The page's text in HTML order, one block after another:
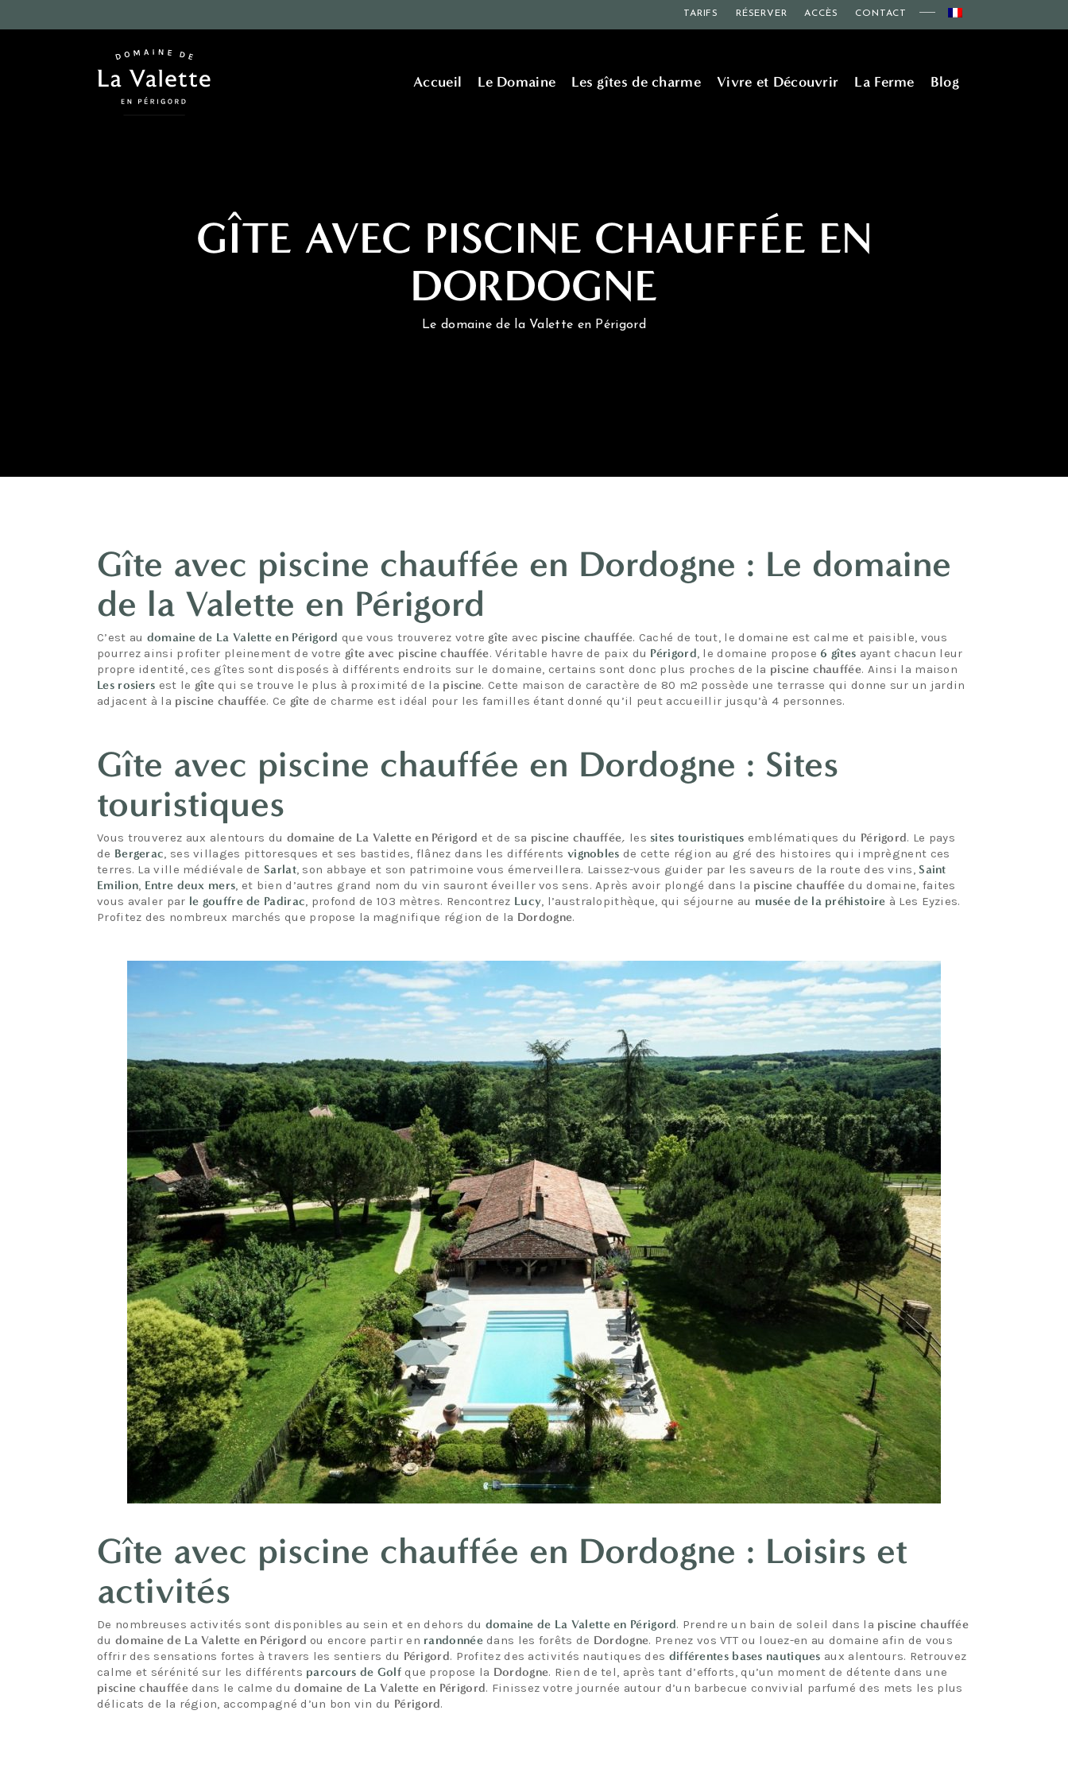
TARIFS RÉSERVER ACCÈS CONTACT
Accueil Le Domaine Les gîtes de charme Vivre et Découvrir La Ferme Blog
GÎTE AVEC PISCINE CHAUFFÉE EN
DORDOGNE
Le domaine de la Valette en Périgord
Gîte avec piscine chauffée en Dordogne : Le domaine
de la Valette en Périgord
C’est au domaine de La Valette en Périgord que vous trouverez votre gîte avec piscine chauffée. Caché de tout, le domaine est calme et paisible, vous
pourrez ainsi profiter pleinement de votre gîte avec piscine chauffée. Véritable havre de paix du Périgord, le domaine propose 6 gîtes ayant chacun leur
propre identité, ces gîtes sont disposés à différents endroits sur le domaine, certains sont donc plus proches de la piscine chauffée. Ainsi la maison
Les rosiers est le gîtequi se trouve le plus à proximité de la piscine. Cette maison de caractère de 80 m2 possède une terrasse qui donne sur un jardin
adjacent à la piscine chauffée. Ce gîte de charme est idéal pour les familles étant donné qu’il peut accueillir jusqu’à 4 personnes.
Gîte avec piscine chauffée en Dordogne : Sites
touristiques
Vous trouverez aux alentours du domaine de La Valette en Périgord et de sa piscine chauffée, les sites touristiques emblématiques du Périgord. Le pays
de Bergerac, ses villages pittoresques et ses bastides, flânez dans les différents vignobles de cette région au gré des histoires qui imprègnent ces
terres. La ville médiévale deSarlat, son abbaye et son patrimoine vous émerveillera. Laissez-vous guider par les saveurs de la route des vins,Saint
Emilion, Entre deux mers, et bien d’autres grand nom du vin sauront éveiller vos sens. Après avoir plongé dans la piscine chauffée du domaine, faites
vous avaler par le gouffre de Padirac, profond de 103 mètres. Rencontrez Lucy, l’australopithèque, qui séjourne au musée de la préhistoire à Les Eyzies.
Profitez des nombreux marchés que propose la magnifique région de la Dordogne.
Gîte avec piscine chauffée en Dordogne : Loisirs et
activités
De nombreuses activités sont disponibles au sein et en dehors du domaine de La Valette en Périgord. Prendre un bain de soleil dans la piscine chauffée
du domaine de La Valette en Périgord ou encore partir en randonnéedans les forêts de Dordogne. Prenez vos VTT ou louez-en au domaine afin de vous
offrir des sensations fortes à travers les sentiers du Périgord. Profitez des activités nautiques des différentes bases nautiques aux alentours. Retrouvez
calme et sérénité sur les différents parcours de Golfque propose la Dordogne. Rien de tel, après tant d’efforts, qu’un moment de détente dans une
piscine chaufféedans le calme dudomaine de La Valette en Périgord. Finissez votre journée autour d’un barbecue convivial parfumé des mets les plus
délicats de la région, accompagné d’un bon vin du Périgord.